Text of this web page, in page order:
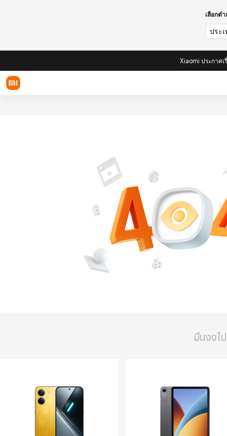
เลือกต
ประ
Xiaomi ประกาศ
มึนงงไ